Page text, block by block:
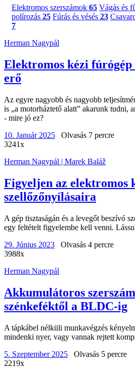
Elektromos szerszámok 65 Vágás és
polírozás 25 Fúrás és vésés 23
7
Herman Nagypál
Elektromos kézi
erő
Az egyre nagyobb és nagyobb
is „a motorháztető alatt” akarunk tudni,
- mire jó ez?
10. Január 2025
Olvasás 7 percre
3241x
Herman Nagypál | Marek Baláž
Figyeljen az elektromos
szellőzőnyílásaira
A gép tisztaságán és a levegőt beszívó
egy feltételt figyelembe kell venni.
29. Június 2023
Olvasás 4 percre
3988x
Herman Nagypál
Akkumulátoros
szénkeféktől a BLDC-ig
A tápkábel nélküli munkavégzés
mindenki nyer, vagy vannak rejtett
5. Szeptember 2025
Olvasás 5 percre
2219x